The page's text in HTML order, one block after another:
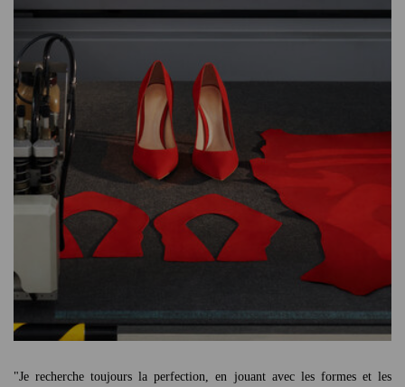
ET
SAVOIR-
FAIRE
ITALIENS
"Je recherche toujours la perfection, en jouant avec les formes et les